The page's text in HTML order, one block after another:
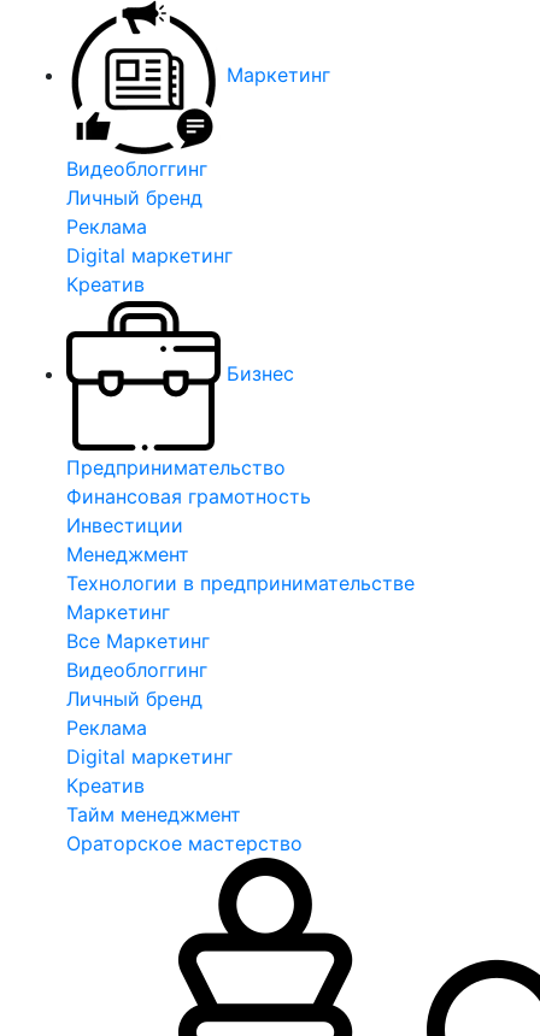
Маркетинг
Видеоблоггинг
Личный бренд
Реклама
Digital маркетинг
Креатив
Бизнес
Предпринимательство
Финансовая грамотность
Инвестиции
Менеджмент
Технологии в предпринимательстве
Маркетинг
Все Маркетинг
Видеоблоггинг
Личный бренд
Реклама
Digital маркетинг
Креатив
Тайм менеджмент
Ораторское мастерство